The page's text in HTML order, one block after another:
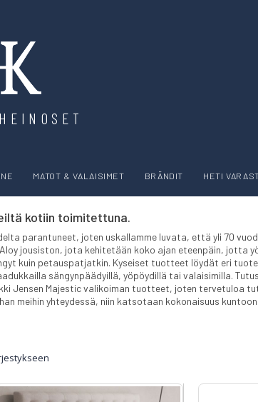
MATOT & VALAISIMET BRÄNDIT HETI
kotiin toimitettuna.
parantuneet, joten uskallamme luvata, että yli 70
jousiston, jota kehitetään koko ajan eteenpäin, jotta
kuin petauspatjatkin. Kyseiset tuotteet löydät eri
sängynpäädyillä, yöpöydillä tai valaisimilla.
Jensen Majestic valikoiman tuotteet, joten tervetuloa
meihin yhteydessä, niin katsotaan kokonaisuus kuntoon!